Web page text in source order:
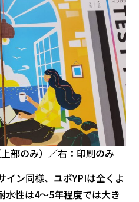
部のみ）／右：印刷のみ
イン同様、ユポYPIは全くよ
水性は4～5年程度では大き